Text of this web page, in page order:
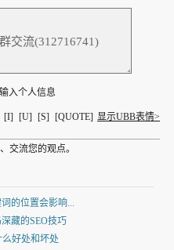
入个人信息
[I] [U] [S] [QUOTE] 显示UBB表情>
交流您的观点。
的位置会影响...
藏的SEO技巧
好处和坏处